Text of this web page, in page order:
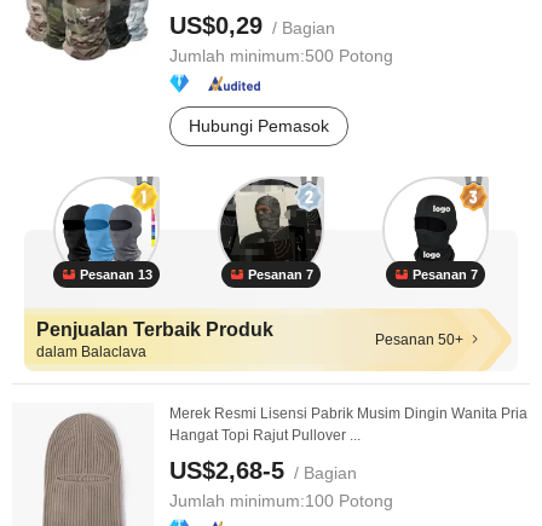
US$0,29 / Bagian
Jumlah minimum:500 Potong
Hubungi Pemasok
Pesanan 13 Pesanan 7 Pesanan 7
Penjualan Terbaik Produk
dalam Balaclava
Pesanan 50+
Merek Resmi Lisensi Pabrik Musim Dingin Wanita Pria
Hangat Topi Rajut Pullover ...
US$2,68-5 / Bagian
Jumlah minimum:100 Potong